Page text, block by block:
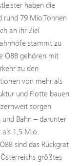
haben die
rund 79 Mio.Tonnen
an ihr Ziel
stammt zu
ÖBB gehören mit
zu den
von mehr als
und Flotte bauen
sorgen
Bahn – darunter
als 1,5 Mio.
sind das Rückgrat
größtes